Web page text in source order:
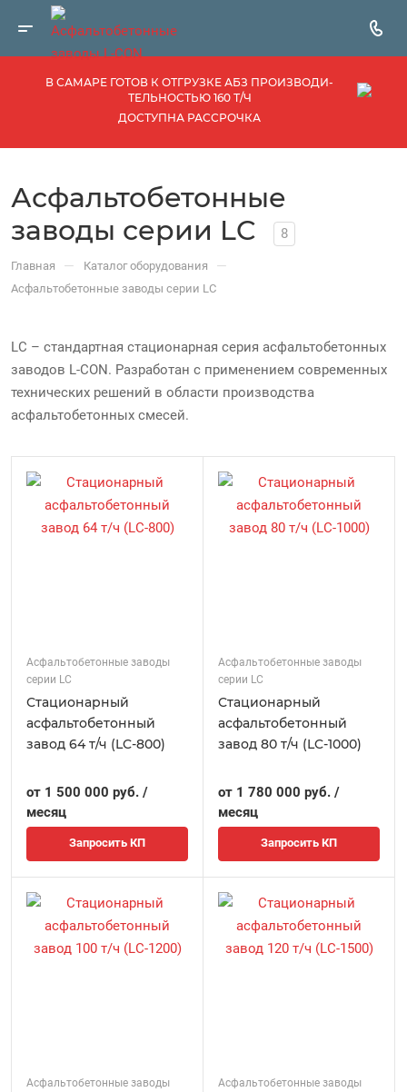
В САМАРЕ ГОТОВ К ОТГРУЗКЕ АБЗ ПРОИЗВОДИ­
ТЕЛЬНОСТЬЮ 160 Т/Ч
ДОСТУПНА РАССРОЧКА
Асфальтобетонные
заводы серии LC
8
Главная — Каталог оборудования —
Асфальтобетонные заводы серии LC
LC – стандартная стационарная серия асфальтобетонных
заводов L-CON. Разработан с применением современных
технических решений в области производства
асфальтобетонных смесей.
Асфальтобетонные заводы
серии LC
Стационарный
асфальтобетонный
завод 64 т/ч (LC-800)
от 1 500 000 руб. /
месяц
Запросить КП
Асфальтобетонные заводы
серии LC
Стационарный
асфальтобетонный
завод 80 т/ч (LC-1000)
от 1 780 000 руб. /
месяц
Запросить КП
Асфальтобетонные заводы
Асфальтобетонные заводы